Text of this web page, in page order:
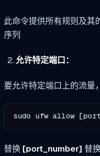
此命令提供所有规则及其
序列
允许特定端口：
要允许特定端口上的流量
sudo ufw allow
替换 [port_number] 替